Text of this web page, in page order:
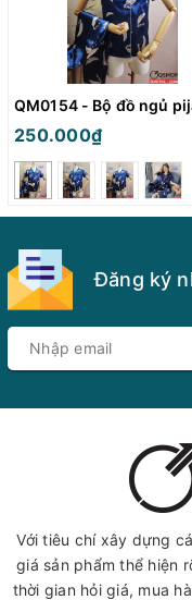
250.000₫
Đăng ký
Với tiêu chí xây dựng
giá sản phẩm thể hiện
thời gian hỏi giá, mua